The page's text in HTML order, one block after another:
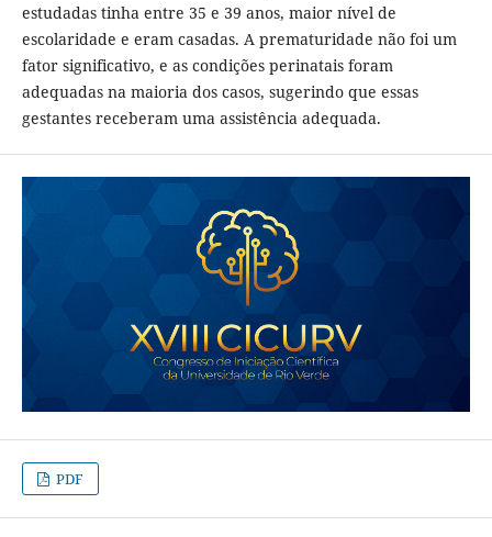
estudadas tinha entre 35 e 39 anos, maior nível de
escolaridade e eram casadas. A prematuridade não foi um
fator significativo, e as condições perinatais foram
adequadas na maioria dos casos, sugerindo que essas
gestantes receberam uma assistência adequada.
PDF